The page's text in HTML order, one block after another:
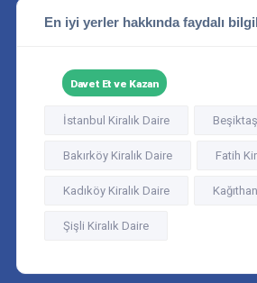
En iyi yerler hakkında faydalı
Davet Et ve Kazan
İstanbul Kiralık Daire
Bakırköy Kiralık Daire Fatih
Kadıköy Kiralık Daire
Şişli Kiralık Daire